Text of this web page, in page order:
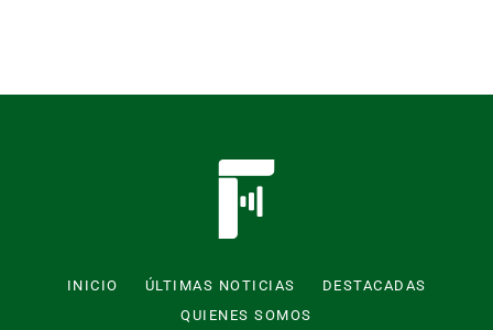
INICIO ÚLTIMAS NOTICIAS
DESTACADAS
QUIENES SOMOS